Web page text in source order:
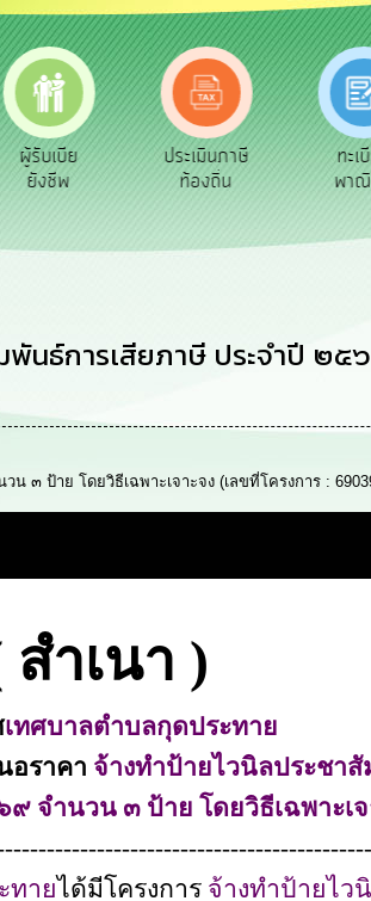
ผู้รับเบีย
ยังชีพ
ประเมินภาษี
ท้องถิ่น
ทะเบี
พาณิ
นธ์การเสียภาษี ประจำปี ๒๕
๓ ป้าย โดยวิธีเฉพาะเจาะจง (เลขที่โครงการ :